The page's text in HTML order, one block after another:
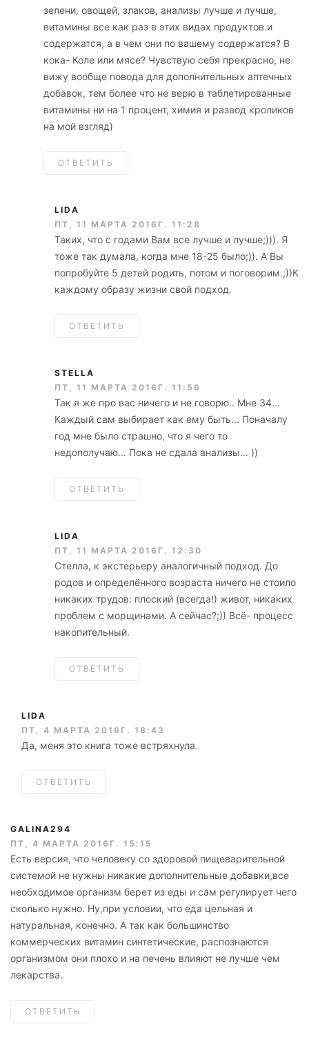
зелени, овощей, злаков, анализы лучше и лучше,
витамины все как раз в этих видах продуктов и
содержатся, а в чем они по вашему содержатся? В
кока- Коле или мясе? Чувствую себя прекрасно, не
вижу вообще повода для дополнительных аптечных
добавок, тем более что не верю в таблетированные
витамины ни на 1 процент, химия и развод кроликов
на мой взгляд)
ОТВЕТИТЬ
LIDA
ПТ, 11 МАРТА 2016Г. 11:28
Таких, что с годами Вам все лучше и лучше;))). Я
тоже так думала, когда мне 18-25 было;)). А Вы
попробуйте 5 детей родить, потом и поговорим.;))К
каждому образу жизни свой подход.
ОТВЕТИТЬ
STELLA
ПТ, 11 МАРТА 2016Г. 11:56
Так я же про вас ничего и не говорю.. Мне 34...
Каждый сам выбирает как ему быть... Поначалу
год мне было страшно, что я чего то
недополучаю... Пока не сдала анализы... ))
ОТВЕТИТЬ
LIDA
ПТ, 11 МАРТА 2016Г. 12:30
Стелла, к экстерьеру аналогичный подход. До
родов и определённого возраста ничего не стоило
никаких трудов: плоский (всегда!) живот, никаких
проблем с морщинами. А сейчас?;)) Всё- процесс
накопительный.
ОТВЕТИТЬ
LIDA
ПТ, 4 МАРТА 2016Г. 18:43
Да, меня это книга тоже встряхнула.
ОТВЕТИТЬ
GALINA294
ПТ, 4 МАРТА 2016Г. 15:15
Есть версия, что человеку со здоровой пищеварительной
системой не нужны никакие дополнительные добавки,все
необходимое организм берет из еды и сам регулирует чего
сколько нужно. Ну,при условии, что еда цельная и
натуральная, конечно. А так как большинство
коммерческих витамин синтетические, распознаются
организмом они плохо и на печень влияют не лучше чем
лекарства.
ОТВЕТИТЬ